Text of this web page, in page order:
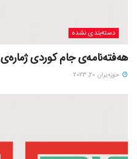
دسته‌بندی نشده
هەفتەنامەی جام کوردی ژمارەی 324
حوزه‌یران 20, 2023